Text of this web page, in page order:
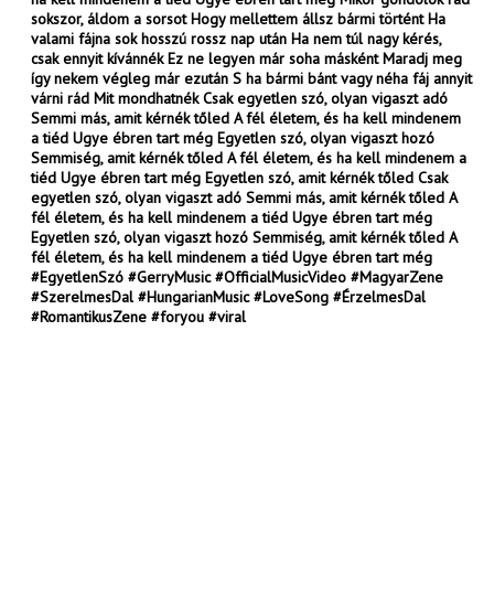
sokszor, áldom a sorsot Hogy mellettem állsz bármi történt Ha
valami fájna sok hosszú rossz nap után Ha nem túl nagy kérés,
csak ennyit kívánnék Ez ne legyen már soha másként Maradj meg
így nekem végleg már ezután S ha bármi bánt vagy néha fáj annyit
várni rád Mit mondhatnék Csak egyetlen szó, olyan vigaszt adó
Semmi más, amit kérnék tőled A fél életem, és ha kell mindenem
a tiéd Ugye ébren tart még Egyetlen szó, olyan vigaszt hozó
Semmiség, amit kérnék tőled A fél életem, és ha kell mindenem a
tiéd Ugye ébren tart még Egyetlen szó, amit kérnék tőled Csak
egyetlen szó, olyan vigaszt adó Semmi más, amit kérnék tőled A
fél életem, és ha kell mindenem a tiéd Ugye ébren tart még
Egyetlen szó, olyan vigaszt hozó Semmiség, amit kérnék tőled A
fél életem, és ha kell mindenem a tiéd Ugye ébren tart még
#EgyetlenSzó #GerryMusic #OfficialMusicVideo #MagyarZene
#SzerelmesDal #HungarianMusic #LoveSong #ÉrzelmesDal
#RomantikusZene #foryou #viral